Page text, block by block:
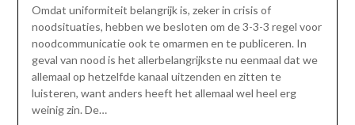
Omdat uniformiteit belangrijk is, zeker in crisis of
noodsituaties, hebben we besloten om de 3-3-3 regel voor
noodcommunicatie ook te omarmen en te publiceren. In
geval van nood is het allerbelangrijkste nu eenmaal dat we
allemaal op hetzelfde kanaal uitzenden en zitten te
luisteren, want anders heeft het allemaal wel heel erg
weinig zin. De…